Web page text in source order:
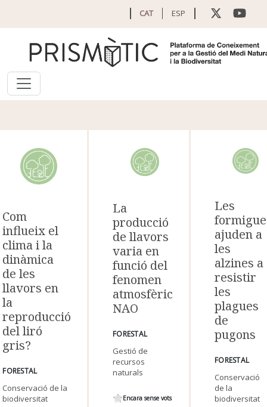
CAT ESP
Com
influeix el
clima i la
dinàmica
de les
llavors en
la
reproducció
del liró
gris?
FORESTAL
Conservació de la
biodiversitat
La
producció
de llavors
varia en
funció del
fenomen
atmosfèric
NAO
FORESTAL
Gestió de
recursos
naturals
Encara sense vots
Les
ajuden a
les
alzines a
resistir
les
plagues
de
pugons
FORESTAL
Conservació
de la
biodiversitat